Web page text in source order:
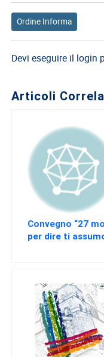
Commissioni
Referenti
ISCRITTI
I
del
Ricerca
Iscritti
Modulistica
Norme
Regolamenti
ANCL
ENPACL
Previdenza
Enpacl
Ordine Informa
Devi eseguire il login
Articoli
Convegno “27
per dire ti